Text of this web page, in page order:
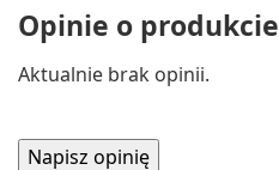
Opinie o produkcie
Aktualnie brak opinii.